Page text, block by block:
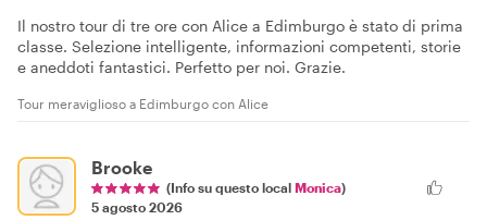
Il nostro tour di tre ore con Alice a Edimburgo è stato di prima
classe. Selezione intelligente, informazioni competenti, storie
e aneddoti fantastici. Perfetto per noi. Grazie.
Tour meraviglioso a Edimburgo con Alice
Brooke
(Info su questo local Monica)
5 agosto 2026